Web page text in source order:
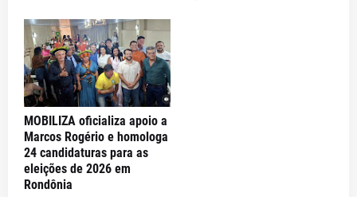
MOBILIZA oficializa apoio a
Marcos Rogério e homologa
24 candidaturas para as
eleições de 2026 em
Rondônia